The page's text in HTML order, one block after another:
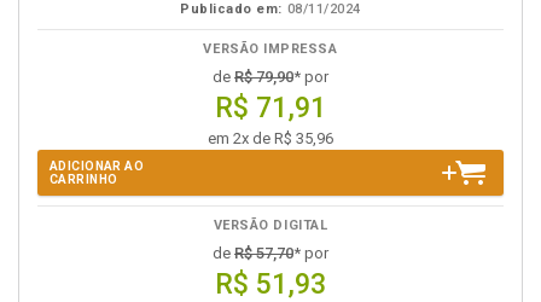
Publicado em: 08/11/2024
VERSÃO IMPRESSA
de R$ 79,90* por
R$ 71,91
em 2x de R$ 35,96
ADICIONAR AO
CARRINHO
VERSÃO DIGITAL
de R$ 57,70* por
R$ 51,93